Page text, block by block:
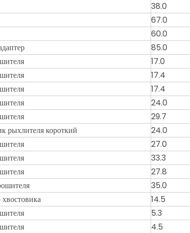
38.0
67.0
60.0
85.0
17.0
17.4
17.4
24.0
29.7
рыхлителя короткий 24.0
27.0
33.3
27.8
35.0
14.5
5.3
4.5